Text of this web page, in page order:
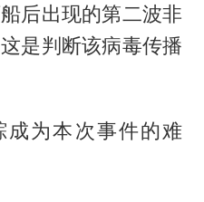
后出现的第二波非
是判断该病毒传播
为本次事件的难